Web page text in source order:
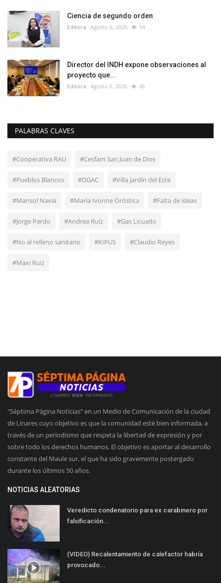
Ciencia de segundo orden
Editora Agosto 6, 2026 54
Director del INDH expone observaciones al
proyecto que...
Editora Agosto 6, 2026 46
PALABRAS CLAVES
#Cooperativa RAU #Cesfam San Juan de Dios
#Pueblos Blancos #DGAC #Villa Jardín del Este
#Marisol Navia #María Ivonne Oróstica #Falta de ideas
#Jorge Pardo #Andrea Ruíz #Gas Licuado
#No al relleno sanitario #KIPUS #Claudio Reyes
#Maxi Ruiz
"Séptima Página Noticias" en un Medio de Comunicación de la ciudad
de Linares cuyo objetivo es que la comunidad esté bien informada, a
través de un periodismo que respeta la libertad de expresión y por
sobre todo los derechos humanos. El objetivo es aportar al desarrollo
constante del Maule sur, el que ha sido gravemente postergado
durante los últimos 50 años.
NOTICIAS ALEATORIAS
Veredicto condenatorio para ex carabinero por
falsificación...
(VIDEO) Recalentamiento de calefactor habría
provocado...